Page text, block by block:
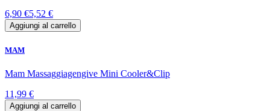
6,90 €5,52 €
Aggiungi al carrello
MAM
Mam Massaggiagengive Mini Cooler&Clip
11,99 €
Aggiungi al carrello